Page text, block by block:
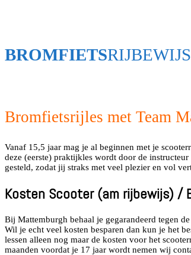
BROMFIETS
Bromfietsrijles met Team
Vanaf 15,5 jaar mag je al beginnen met je
deze (eerste) praktijkles wordt door de
gesteld, zodat jij straks met veel plezier en vol
Kosten Scooter (am rijbewijs) /
Bij Mattemburgh behaal je gegarandeerd tegen
Wil je echt veel kosten besparen dan kun je het
lessen alleen nog maar de kosten voor het
maanden voordat je 17 jaar wordt nemen wij